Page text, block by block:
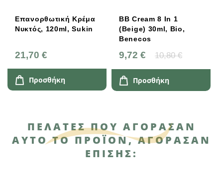
Επανορθωτική Κρέμα
Νυκτός, 120ml, Sukin
21,70 €
Προσθήκη
BB Cream 8 In 1
(Beige) 30ml, Bio,
Benecos
9,72 € 10,80 €
Προσθήκη
ΠΕΛΆΤΕΣ ΠΟΥ ΑΓΌΡΑΣΑΝ
ΑΥΤΌ ΤΟ ΠΡΟΪΌΝ, ΑΓΌΡΑΣΑΝ
ΕΠΊΣΗΣ: